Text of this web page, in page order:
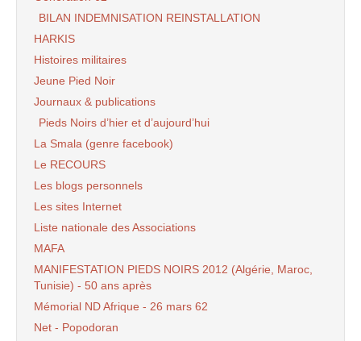
BILAN INDEMNISATION REINSTALLATION
HARKIS
Histoires militaires
Jeune Pied Noir
Journaux & publications
Pieds Noirs d’hier et d’aujourd’hui
La Smala (genre facebook)
Le RECOURS
Les blogs personnels
Les sites Internet
Liste nationale des Associations
MAFA
MANIFESTATION PIEDS NOIRS 2012 (Algérie, Maroc,
Tunisie) - 50 ans après
Mémorial ND Afrique - 26 mars 62
Net - Popodoran